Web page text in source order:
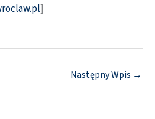
]
Następny Wpis →